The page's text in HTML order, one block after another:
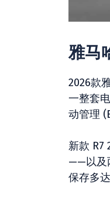
雅马
2026款
一整套
动管理
新款 R7
——以及
保存多